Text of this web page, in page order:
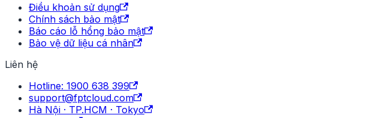
Điều khoản sử dụng
Chính sách bảo mật
Báo cáo lỗ hổng bảo mật
Bảo vệ dữ liệu cá nhân
Liên hệ
Hotline: 1900 638 399
support@fptcloud.com
Hà Nội · TP.HCM · Tokyo